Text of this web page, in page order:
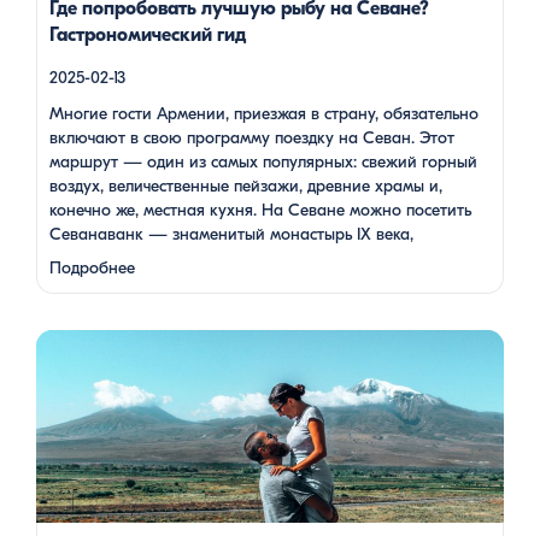
Где попробовать лучшую рыбу на Севане?
Гастрономический гид
2025-02-13
Многие гости Армении, приезжая в страну, обязательно
включают в свою программу поездку на Севан. Этот
маршрут — один из самых популярных: свежий горный
воздух, величественные пейзажи, древние храмы и,
конечно же, местная кухня. На Севане можно посетить
Севанаванк — знаменитый монастырь IX века,
расположенный на полуострове, а также Айраванк,
который менее известен, но не менее …
Подробнее
Армения — это страна, где каждый найдет что-то для себя:
удивительное гостеприимство. Но что, если вы планируете
путешествие вдвоем? Мы подготовили туры, которые
подойдут для всех случаев — будь вы друзьями, подругами,
родителями с детьми, молодой парой или супругами в
возрасте. Какой тур выбрать для путешествия вдвоем? 1. […]